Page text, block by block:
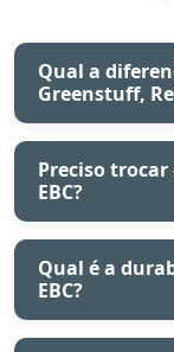
Qual a
Greenstuff,
Preciso
EBC?
Qual é a
EBC?